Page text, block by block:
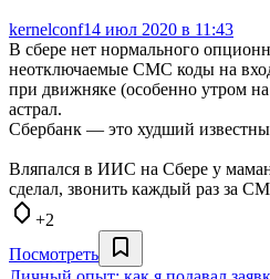
kernelconf14 июл 2020 в 11:43
В сбере нет нормального
неотключаемые СМС коды на
при движняке (особенно утром на
астрал.
Сбербанк — это худший
Вляпался в ИИС на Сбере у
сделал, звонить каждый раз за
+2
Посмотреть